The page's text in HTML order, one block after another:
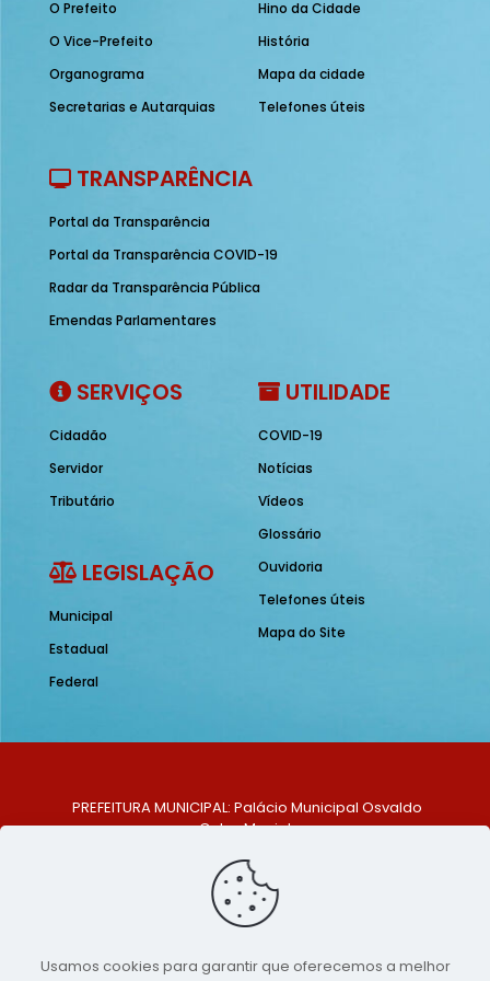
O Prefeito
O Vice-Prefeito
Organograma
Secretarias e Autarquias
Hino da Cidade
História
Mapa da cidade
Telefones úteis
TRANSPARÊNCIA
Portal da Transparência
Portal da Transparência COVID-19
Radar da Transparência Pública
Emendas Parlamentares
SERVIÇOS
Cidadão
Servidor
Tributário
LEGISLAÇÃO
Municipal
Estadual
Federal
UTILIDADE
COVID-19
Notícias
Vídeos
Glossário
Ouvidoria
Telefones úteis
Mapa do Site
PREFEITURA MUNICIPAL: Palácio Municipal Osvaldo
Celso Maciel
Centro, São Bento do Una - PE. CEP: 553370-128
TELEFONE: (81) 99548-1569
E-MAIL: ouvidoria@saobentodouna.pe.gov.br
Usamos cookies para garantir que oferecemos a melhor